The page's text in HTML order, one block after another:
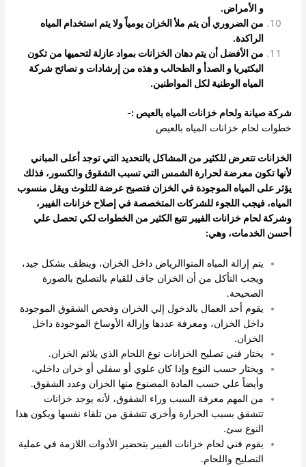
و الأمراض.
من الضروري أن يتم ملأ الخزان يومياً ولا يتم استخدام المياه
الراكدة.
من الأفضل أن يتم دهان الخزانات بمواد عازلة لتحميها من تكون
البكتيريا و الصدأ و الطحالب و هذه من إرشادات و نصائح شركة
المياه الوطنية لكل المواطنين.
شركة صيانة ولحام خزانات المياه بالعيص :-
خطوات لحام خزانات المياه بالعيص
الخزانات تتعرض للكثير من المشاكل بالتحديد التي توجد أعلى المباني
لأنها تكون معرضة لحرارة الشمس التي تسبب الشقوق والكسور، فذلك
يؤثر على المياه الموجودة في الخزان فتصبح عرضة للتلوث ويقل منسوب
المياه، فيجب اللجوء للشركات المتخصصة في إصلاح خزانات الفيبر،
وشركة لحام خزانات الفيبر تتبع الكثير من الخطوات لكي تحصل علي
أحسن الخدمات، وهي:
يتم إزالة المياه المتواالرياض داخل الخزان، وينظف بشكل جيد،
ويجب التأكل من أن الخزان جاف للقيام بالتصليح بالصورة
الصحيحة.
يقوم أحد العمال بالدخول إلي الخزان وفحص الشقوق الموجودة
داخل الخزان، ومعرفة عددها وإزالة الأوساخ الموجودة داخل
الخزان.
يختار فني تصليح الخزانات نوع اللحام الذي يلائم الخزان.
ويختار حسب النوع وإذا كان علوي أو سفلي أو خزان داخلي،
وأيضاً علي حسب المادة المصنوع منها الخزان وعدد الشقوق.
من المهم معرفة السبب وراء الشقوق، لأنه يوجد خزانات
تتشقق بسبب الحرارة وأخري تتشقق من تلقاء نفسها ويكون هذا
النوع سئ.
يقوم فني لحام خزانات الفيبر بتحضير الأدوات اللازمة في عملية
التصليح واللحام.